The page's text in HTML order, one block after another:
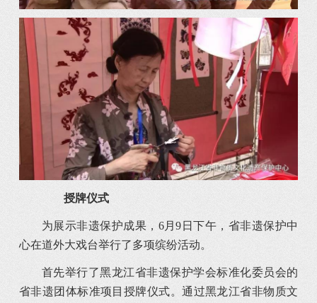
授牌仪式
为展示非遗保护成果，6月9日下午，省非遗保护中
心在道外大戏台举行了多项缤纷活动。
首先举行了黑龙江省非遗保护学会标准化委员会的
省非遗团体标准项目授牌仪式。通过黑龙江省非物质文